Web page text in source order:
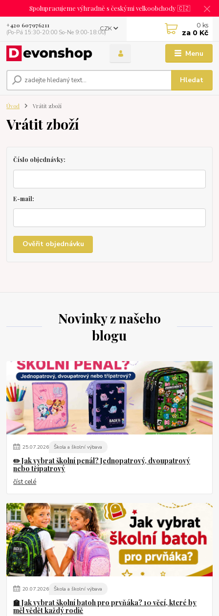
Spolupracujeme výhradně s českými velkoobchody 🇨🇿
Menu
CZK
Hledat
+420 607976211
(Po-Pá 15:30-20:00 So-Ne 9:00-18:00)
0 ks
za 0 Kč
Úvod Vrátit zboží
Vrátit zboží
Číslo objednávky:
E-mail:
Ověřit objednávku
Novinky z našeho
blogu
25.07.2026 Škola a školní výbava
✏️ Jak vybrat školní penál? Jednopatrový, dvoupatrový
nebo třípatrový
číst celé
20.07.2026 Škola a školní výbava
🏫 Jak vybrat školní batoh pro prvňáka? 10 věcí, které by
měl vědět každý rodič